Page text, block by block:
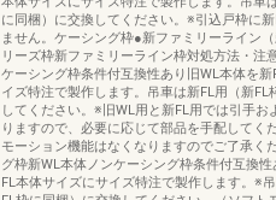
に同梱）に交換してください。※引込戸枠に
ません。ケーシング枠●新ファミリーライン
リーズ枠新ファミリーライン枠対処方法・注
ケーシング枠条件付互換性あり旧WL本体を新
イズ特注で製作します。吊車は新FL用（新FL
してください。※旧WL用と新FL用では引手お
りますので、必要に応じて部品を手配してく
モーション機能はなくなりますのでご了承く
グ枠新WL本体ノンケーシング枠条件付互換
FL本体サイズにサイズ特注で製作します。※